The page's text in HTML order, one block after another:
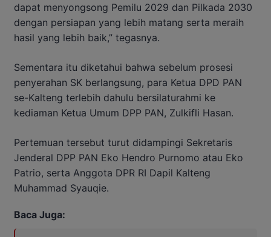
dapat menyongsong Pemilu 2029 dan Pilkada 2030
dengan persiapan yang lebih matang serta meraih
hasil yang lebih baik,” tegasnya.
Sementara itu diketahui bahwa sebelum prosesi
penyerahan SK berlangsung, para Ketua DPD PAN
se-Kalteng terlebih dahulu bersilaturahmi ke
kediaman Ketua Umum DPP PAN, Zulkifli Hasan.
Pertemuan tersebut turut didampingi Sekretaris
Jenderal DPP PAN Eko Hendro Purnomo atau Eko
Patrio, serta Anggota DPR RI Dapil Kalteng
Muhammad Syauqie.
Baca Juga: